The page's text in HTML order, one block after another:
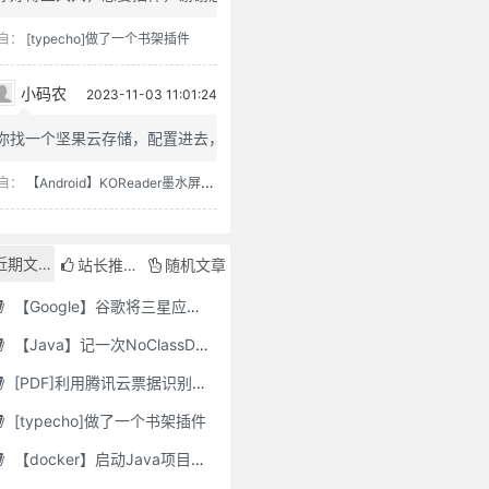
： [typecho]做了一个书架插件
小码农 2023-11-03 11:01:24
找一个坚果云存储，配置进去，...
： 【Android】KOReader墨水屏用阅读器
期文章 站长推荐 随机文章
【Google】谷歌将三星应用程序标记为“有害”，并要求用户删除它们
【Java】记一次NoClassDefFoundError错误修复
[PDF]利用腾讯云票据识别接口自动修改PDF文件名
[typecho]做了一个书架插件
【docker】启动Java项目报GC Thread